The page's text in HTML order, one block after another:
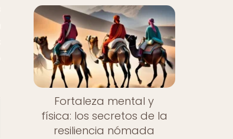
Fortaleza mental y
física: los secretos de la
resiliencia nómada